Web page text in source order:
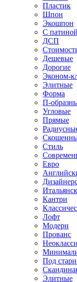
Пластик
Шпон
Экошпон
С патиной
ДСП
Дешевые
Дорогие
Эконом-
Элитные
Форма
П-
Угловые
Прямые
Стиль
Евро
Кантри
Лофт
Модерн
Прованс
Под
Элитные